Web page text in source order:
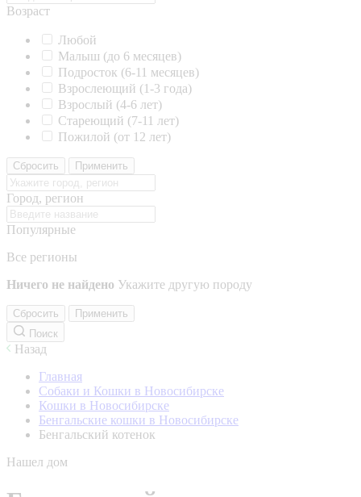
Возраст
Любой
Малыш (до 6 месяцев)
Подросток (6-11 месяцев)
Взрослеющий (1-3 года)
Взрослый (4-6 лет)
Стареющий (7-11 лет)
Пожилой (от 12 лет)
Сбросить Применить
Город, регион
Популярные
Все регионы
Ничего не найдено Укажите другую породу
Сбросить
Применить
Поиск
Назад
Главная
Собаки и Кошки в Новосибирске
Кошки в Новосибирске
Бенгальские кошки в Новосибирске
Бенгальский котенок
Нашел дом